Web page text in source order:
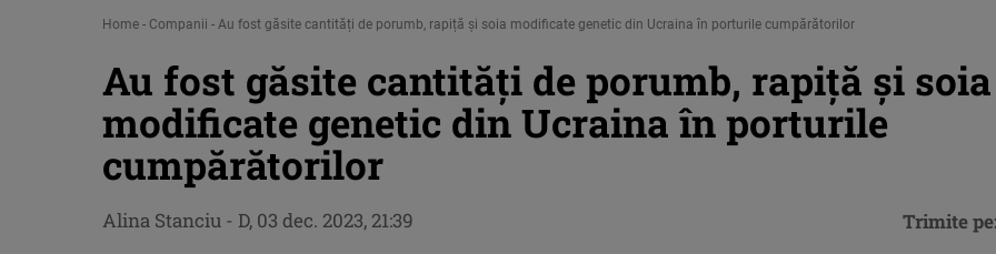
Home - Companii - Au fost găsite cantități de porumb, rapiță și soia modificate genetic din Ucraina în porturile cumpărătorilor
Au fost găsite cantități de porumb, rapiță și soia
modificate genetic din Ucraina în porturile
cumpărătorilor
Alina Stanciu - D, 03 dec. 2023, 21:39 Trimite pe: